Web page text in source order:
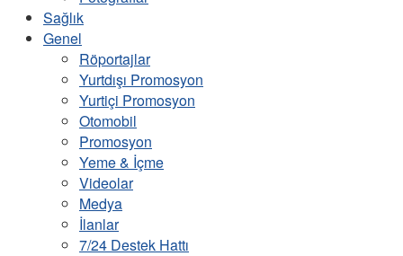
Sağlık
Genel
Röportajlar
Yurtdışı Promosyon
Yurtiçi Promosyon
Otomobil
Promosyon
Yeme & İçme
Videolar
Medya
İlanlar
7/24 Destek Hattı